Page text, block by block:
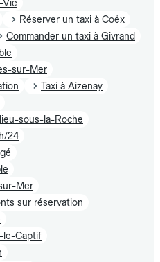
Vie
Réserver un taxi à Coëx
Commander un taxi à Givrand
sur-Mer
Taxi à Aizenay
sous-la-Roche
24
Mer
sur réservation
le-Captif